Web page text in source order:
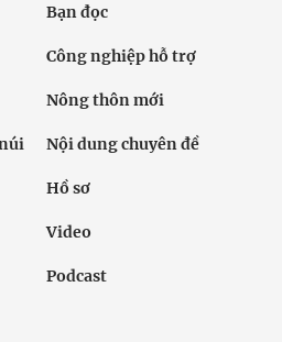
Bạn đọc
Công nghiệp hỗ trợ
Nông thôn mới
Nội dung chuyên đề
Hồ sơ
Video
Podcast